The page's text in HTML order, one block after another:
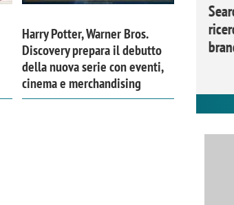
Harry Potter, Warner Bros.
Discovery prepara il debutto
della nuova serie con eventi,
cinema e merchandising
di mercato. Neri, Ipsos
«Non basta più descrivere i
bisogna comprenderli e
in azioni»